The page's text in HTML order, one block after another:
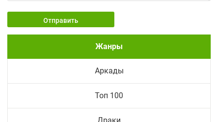
Отправить
Жанры
Аркады
Топ 100